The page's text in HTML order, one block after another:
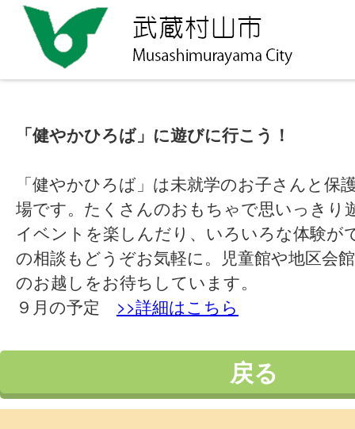
「健やかひろば」に遊びに行こう！
「健やかひろば」は未就学のお子さんと保
場です。たくさんのおもちゃで思いっきり
イベントを楽しんだり、いろいろな体験が
の相談もどうぞお気軽に。児童館や地区会
のお越しをお待ちしています。
９月の予定 >>詳細はこちら
戻る